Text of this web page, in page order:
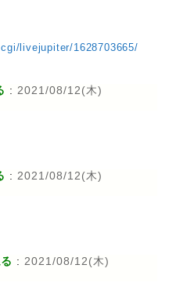
livejupiter/1628703665/
: 2021/08/12(木)
: 2021/08/12(木)
: 2021/08/12(木)